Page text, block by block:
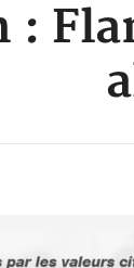
: